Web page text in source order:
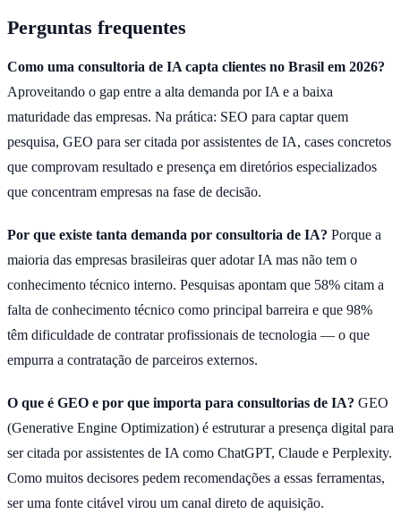
Perguntas frequentes
Como uma consultoria de IA capta clientes no Brasil em 2026?
Aproveitando o gap entre a alta demanda por IA e a baixa
maturidade das empresas. Na prática: SEO para captar quem
pesquisa, GEO para ser citada por assistentes de IA, cases concretos
que comprovam resultado e presença em diretórios especializados
que concentram empresas na fase de decisão.
Por que existe tanta demanda por consultoria de IA? Porque a
maioria das empresas brasileiras quer adotar IA mas não tem o
conhecimento técnico interno. Pesquisas apontam que 58% citam a
falta de conhecimento técnico como principal barreira e que 98%
têm dificuldade de contratar profissionais de tecnologia — o que
empurra a contratação de parceiros externos.
O que é GEO e por que importa para consultorias de IA? GEO
(Generative Engine Optimization) é estruturar a presença digital para
ser citada por assistentes de IA como ChatGPT, Claude e Perplexity.
Como muitos decisores pedem recomendações a essas ferramentas,
ser uma fonte citável virou um canal direto de aquisição.